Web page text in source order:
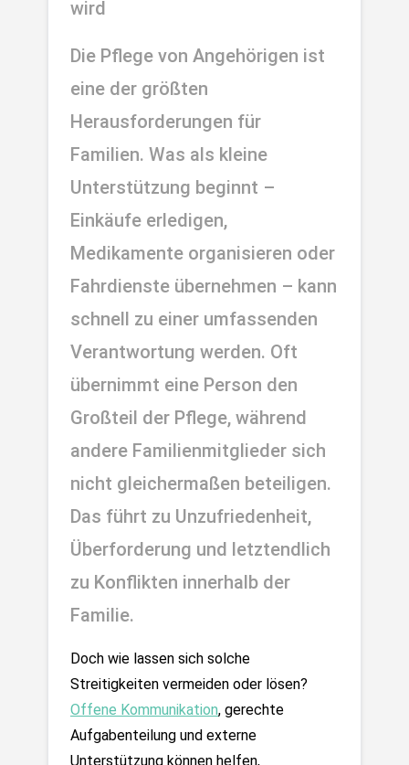
wird
Die Pflege von Angehörigen ist
eine der größten
Herausforderungen für
Familien. Was als kleine
Unterstützung beginnt –
Einkäufe erledigen,
Medikamente organisieren oder
Fahrdienste übernehmen – kann
schnell zu einer umfassenden
Verantwortung werden. Oft
übernimmt eine Person den
Großteil der Pflege, während
andere Familienmitglieder sich
nicht gleichermaßen beteiligen.
Das führt zu Unzufriedenheit,
Überforderung und letztendlich
zu Konflikten innerhalb der
Familie.
Doch wie lassen sich solche
Offene Kommunikation, gerechte
Aufgabenteilung und externe
Unterstützung können helfen,